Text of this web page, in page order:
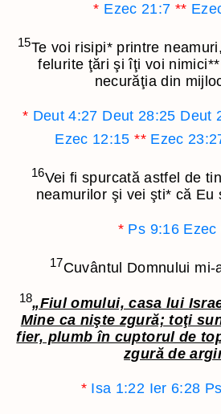
* Ezec 21:7 **
15Te voi risipi*printre
felurite ţări şi îţi voi nimici**
necurăţia din
* Deut 4:27 Deut 28:25 Deut
Ezec 12:15 ** Ezec
16Vei fi spurcată astfel de
neamurilor şi vei şti* că Eu
* Ps 9:16 Ezec
17Cuvântul Domnului mi-
18„Fiul omului, casa lui
Mine ca nişte zgură; toţi
fier, plumb în cuptorul de
zgură de
* Isa 1:22 Ier 6:28